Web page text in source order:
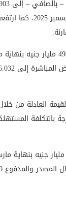
33.779 مليار جنيه.